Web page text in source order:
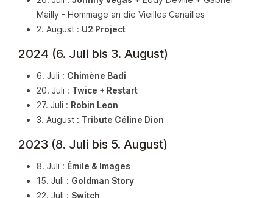
Mailly - Hommage an die Vieilles Canailles
2. August : U2 Project
2024 (6. Juli bis 3. August)
6. Juli : Chimène Badi
20. Juli : Twice + Restart
27. Juli : Robin Leon
3. August : Tribute Céline Dion
2023 (8. Juli bis 5. August)
8. Juli : Émile & Images
15. Juli : Goldman Story
22. Juli : Switch